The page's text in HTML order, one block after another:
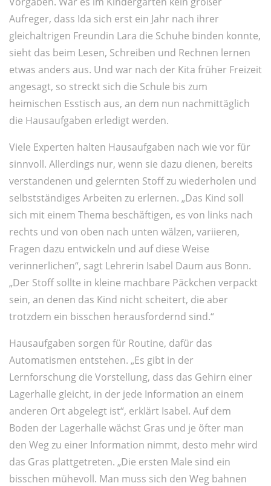
Aufreger, dass Ida sich erst ein Jahr nach ihrer
gleichaltrigen Freundin Lara die Schuhe binden konnte,
sieht das beim Lesen, Schreiben und Rechnen lernen
etwas anders aus. Und war nach der Kita früher Freizeit
angesagt, so streckt sich die Schule bis zum
heimischen Esstisch aus, an dem nun nachmittäglich
die Hausaufgaben erledigt werden.
Viele Experten halten Hausaufgaben nach wie vor für
sinnvoll. Allerdings nur, wenn sie dazu dienen, bereits
verstandenen und gelernten Stoff zu wiederholen und
selbstständiges Arbeiten zu erlernen. „Das Kind soll
sich mit einem Thema beschäftigen, es von links nach
rechts und von oben nach unten wälzen, variieren,
Fragen dazu entwickeln und auf diese Weise
verinnerlichen“, sagt Lehrerin Isabel Daum aus Bonn.
„Der Stoff sollte in kleine machbare Päckchen verpackt
sein, an denen das Kind nicht scheitert, die aber
trotzdem ein bisschen herausfordernd sind.“
Hausaufgaben sorgen für Routine, dafür das
Automatismen entstehen. „Es gibt in der
Lernforschung die Vorstellung, dass das Gehirn einer
Lagerhalle gleicht, in der jede Information an einem
anderen Ort abgelegt ist“, erklärt Isabel. Auf dem
Boden der Lagerhalle wächst Gras und je öfter man
den Weg zu einer Information nimmt, desto mehr wird
das Gras plattgetreten. „Die ersten Male sind ein
bisschen mühevoll. Man muss sich den Weg bahnen